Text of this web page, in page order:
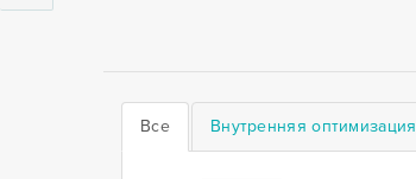
Все Внутренняя оптимизация